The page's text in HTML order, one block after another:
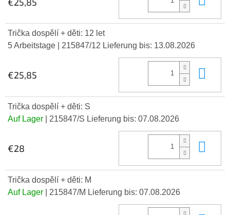
Trička dospělí + děti: 12 let
5 Arbeitstage
| 215847/12 Lieferung bis: 13.08.2026
€25,85
Trička dospělí + děti: S
Auf Lager
| 215847/S Lieferung bis: 07.08.2026
€28
Trička dospělí + děti: M
Auf Lager
| 215847/M Lieferung bis: 07.08.2026